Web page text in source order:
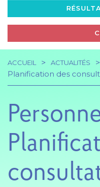
principale
Fil
d'Ariane
ACCUEIL ACTUALITÉS
Planification des